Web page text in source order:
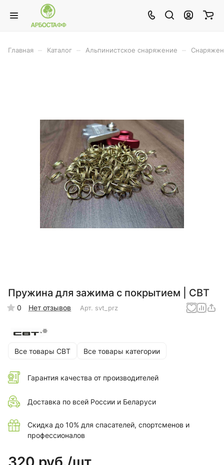
Главная Каталог Альпинистское снаряжение
Пружина для зажима с покрытием | СВТ
0 Нет отзывов Арт. svt_prz
Все товары СВТ Все товары категории
Гарантия качества от производителей
Доставка по всей России и Беларуси
Скидка до 10% для спасателей, спортсменов и
профессионалов